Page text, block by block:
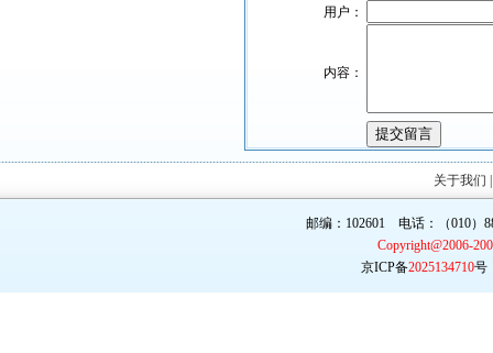
用户：
内容：
关于我们
邮编：102601 电话：（010）
Copyright@2006-
京ICP备2025134710号